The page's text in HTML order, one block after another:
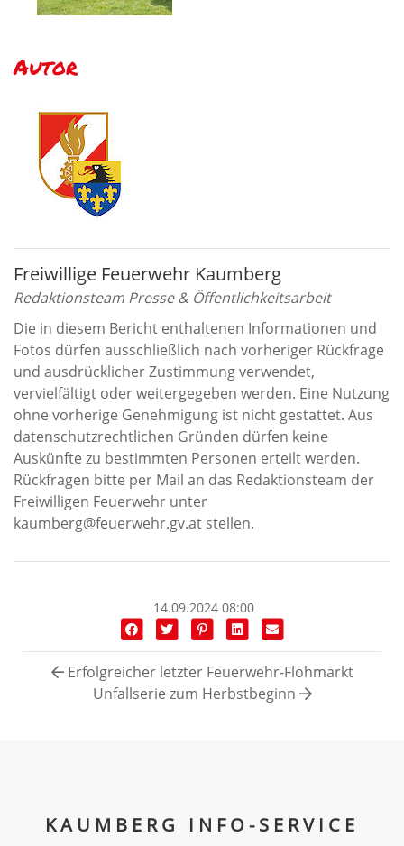
Autor
Freiwillige Feuerwehr Kaumberg
Redaktionsteam Presse & Öffentlichkeitsarbeit
Die in diesem Bericht enthaltenen Informationen und
Fotos dürfen ausschließlich nach vorheriger Rückfrage
und ausdrücklicher Zustimmung verwendet,
vervielfältigt oder weitergegeben werden. Eine Nutzung
ohne vorherige Genehmigung ist nicht gestattet. Aus
datenschutzrechtlichen Gründen dürfen keine
Auskünfte zu bestimmten Personen erteilt werden.
Rückfragen bitte per Mail an das Redaktionsteam der
Freiwilligen Feuerwehr unter
kaumberg@feuerwehr.gv.at stellen.
14.09.2024 08:00
Erfolgreicher letzter Feuerwehr-Flohmarkt
Unfallserie zum Herbstbeginn
KAUMBERG INFO-SERVICE